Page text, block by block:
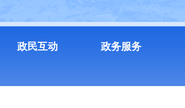
政民互动 政务服务